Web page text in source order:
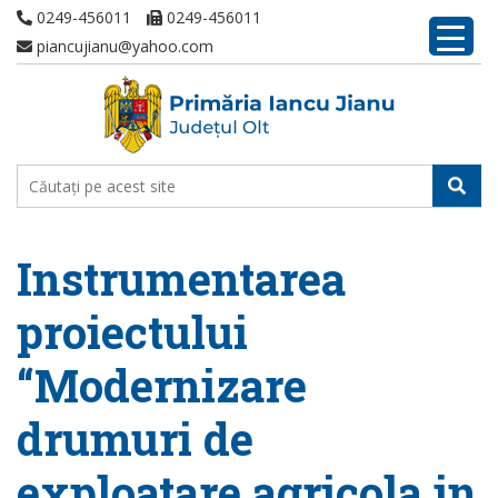
0249-456011
0249-456011
piancujianu@yahoo.com
Instrumentarea
proiectului
“Modernizare
drumuri de